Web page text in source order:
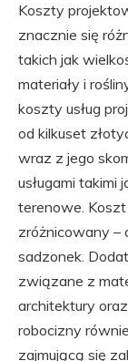
Koszty
znacznie się
takich jak
materiały i
koszty usług
od kilkuset
wraz z jego
usługami takimi
terenowe.
zróżnicowany –
sadzonek.
związane z
architektury
robocizny
zajmującą się